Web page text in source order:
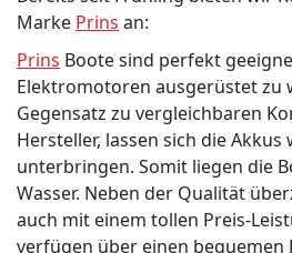
Marke Prins an:
Prins Boote sind perfekt
Elektromotoren ausgerüstet zu
Gegensatz zu vergleichbaren
Hersteller, lassen sich die
unterbringen. Somit liegen die
Wasser. Neben der Qualität
auch mit einem tollen Preis-
verfügen über einen bequemen